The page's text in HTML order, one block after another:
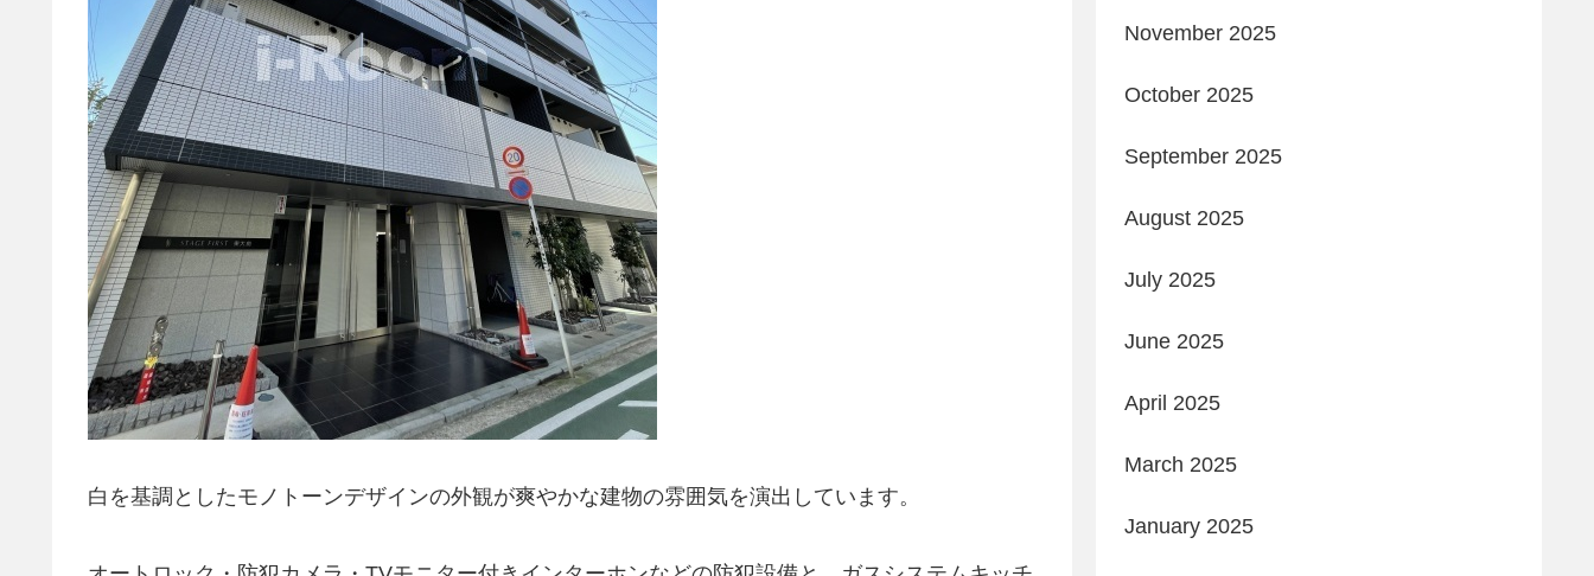
白を基調としたモノトーンデザインの外観が爽やかな建物の雰囲気を演出しています。
November 2025
October 2025
September 2025
August 2025
July 2025
June 2025
April 2025
March 2025
January 2025